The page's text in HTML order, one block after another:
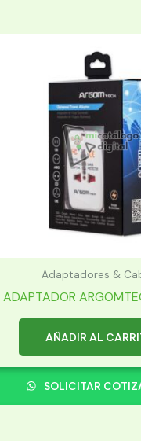
Adaptadores &
ADAPTADOR
AÑADIR AL
SOLICITAR